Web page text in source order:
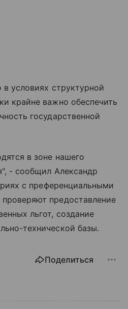
условиях структурной
крайне важно обеспечить
государственной
в зоне нашего
- сообщил Александр
с преференциальными
предоставление
льгот, создание
технической базы.
Поделиться